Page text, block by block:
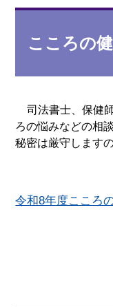
こころの
司法書士、保健
ろの悩みなどの相
秘密は厳守します
令和8年度こころ